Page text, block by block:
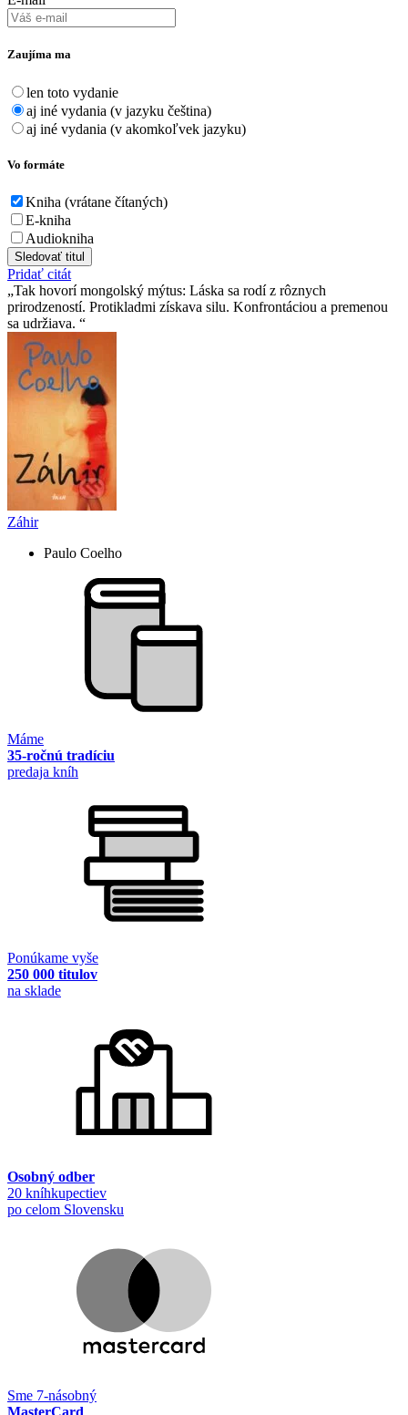
Zaujíma ma
len toto vydanie
aj iné vydania (v jazyku čeština)
aj iné vydania (v akomkoľvek jazyku)
Vo formáte
Kniha (vrátane čítaných)
E-kniha
Audiokniha
Sledovať titul
Pridať citát
Tak hovorí mongolský mýtus: Láska sa rodí z rôznych
prirodzeností. Protikladmi získava silu. Konfrontáciou a premenou
sa udržiava.
Záhir
Paulo Coelho
Máme
35-ročnú tradíciu
predaja kníh
Ponúkame vyše
250 000 titulov
na sklade
Osobný odber
20 kníhkupectiev
po celom Slovensku
Sme 7-násobný
MasterCard